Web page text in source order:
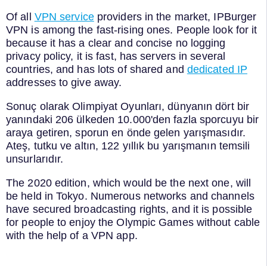
Of all VPN serviceproviders in the market, IPBurger
VPN is among the fast-rising ones. People look for it
because it has a clear and concise no logging
privacy policy, it is fast, has servers in several
countries, and has lots of shared and dedicated IP
addresses to give away.
Sonuç olarak Olimpiyat Oyunları, dünyanın dört bir
yanındaki 206 ülkeden 10.000'den fazla sporcuyu bir
araya getiren, sporun en önde gelen yarışmasıdır.
Ateş, tutku ve altın, 122 yıllık bu yarışmanın temsili
unsurlarıdır.
The 2020 edition, which would be the next one, will
be held in Tokyo. Numerous networks and channels
have secured broadcasting rights, and it is possible
for people to enjoy the Olympic Games without cable
with the help of a VPN app.